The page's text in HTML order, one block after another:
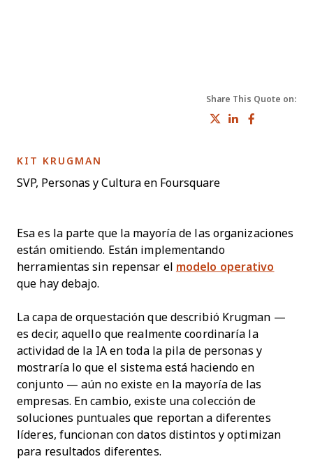
Share This Quote on:
Share on
Share
KIT KRUGMAN
SVP, Personas y Cultura en Foursquare
Esa es la parte que la mayoría de las organizaciones
están omitiendo. Están implementando
herramientas sin repensar el modelo operativo
que hay debajo.
La capa de orquestación que describió Krugman —
es decir, aquello que realmente coordinaría la
actividad de la IA en toda la pila de personas y
mostraría lo que el sistema está haciendo en
conjunto — aún no existe en la mayoría de las
empresas. En cambio, existe una colección de
soluciones puntuales que reportan a diferentes
líderes, funcionan con datos distintos y optimizan
para resultados diferentes.